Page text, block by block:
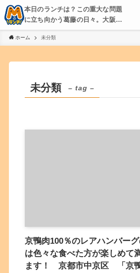
本日のランチは？この重大な問題
に立ち向かう葛藤の日々。大阪・
京都・神戸を中心とした食べ歩
き、飲み歩きを綴る。
ホーム 未分類
未分類 – tag –
京鴨肉100％のレアハンバー
は色々な食べた方が楽しめて
ます！ 京都市中京区 「京